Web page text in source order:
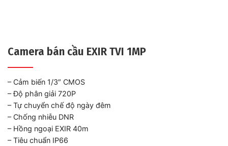
Camera bán cầu EXIR TVI 1MP
– Cảm biến 1/3″ CMOS
– Độ phân giải 720P
– Tự chuyển chế độ ngày đêm
– Chống nhiễu DNR
– Hồng ngoại EXIR 40m
– Tiêu chuẩn IP66